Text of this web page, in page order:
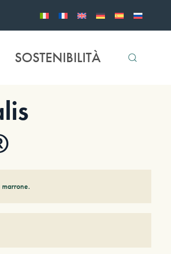
SOSTENIBILITÀ